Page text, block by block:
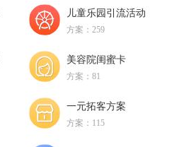
儿童乐园引流活动
方案：259
美容院闺蜜卡
方案：81
一元拓客方案
方案：115